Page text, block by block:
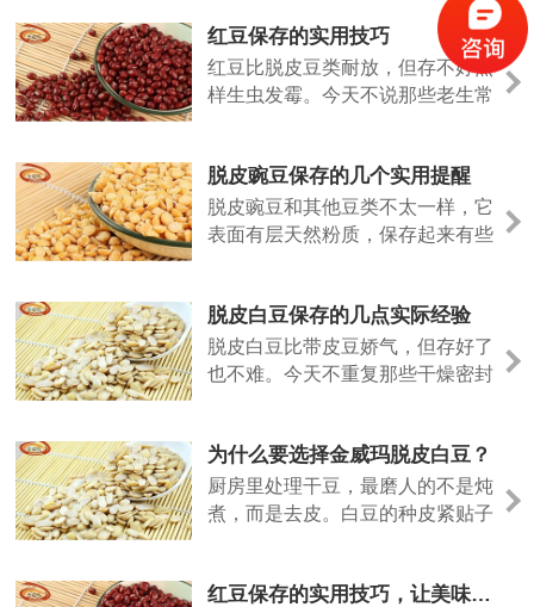
红豆保存的实用技巧
红豆比脱皮豆类耐放，但存不好照
样生虫发霉。今天不说那些老生常
脱皮豌豆保存的几个实用提醒
脱皮豌豆和其他豆类不太一样，它
表面有层天然粉质，保存起来有些
脱皮白豆保存的几点实际经验
脱皮白豆比带皮豆娇气，但存好了
也不难。今天不重复那些干燥密封
为什么要选择金威玛脱皮白豆？
厨房里处理干豆，最磨人的不是炖
煮，而是去皮。白豆的种皮紧贴子
豆，就是把这道工序留在工厂，让
红豆保存的实用技巧，让美味更长久